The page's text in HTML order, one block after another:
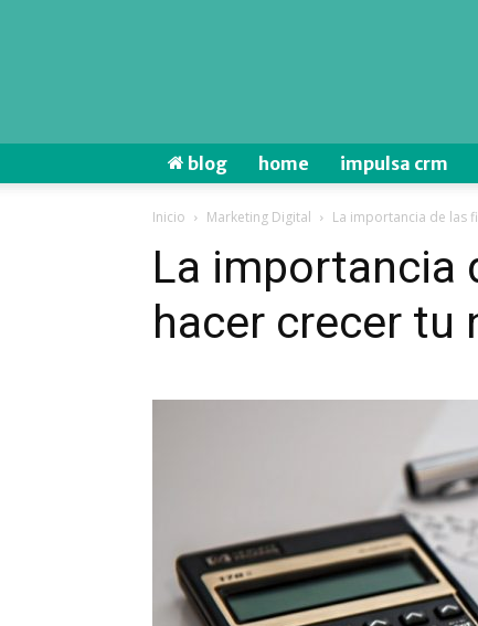
blog home impulsa crm
Inicio Marketing Digital La importancia de las
La importancia
hacer crecer tu